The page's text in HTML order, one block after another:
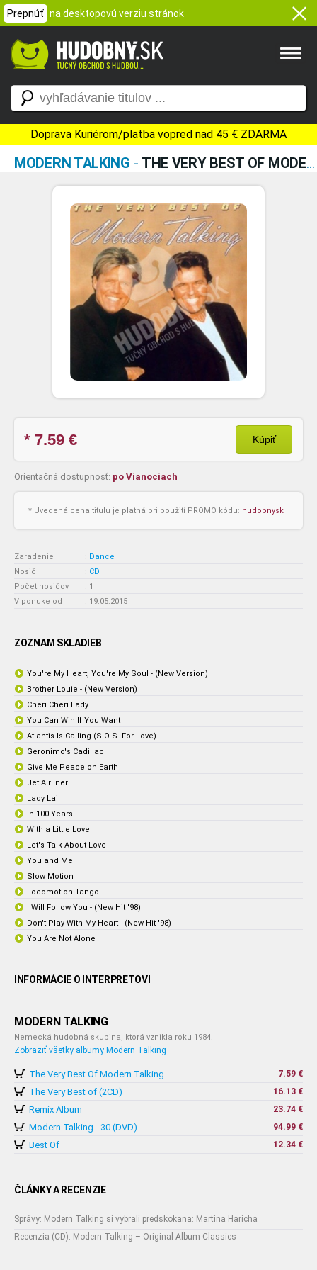
Prepnúť na desktopovú verziu stránok
Doprava Kuriérom/platba vopred nad 45 € ZDARMA
MODERN TALKING - THE VERY BEST OF MODERN TALKING
* 7.59 € Kúpiť
Orientačná dostupnosť: po Vianociach
* Uvedená cena titulu je platná pri použití PROMO kódu: hudobnysk
Zaradenie : Dance
Nosič
: CD
Počet nosičov
: 1
V ponuke od
: 19.05.2015
ZOZNAM SKLADIEB
You're My Heart, You're My Soul - (New Version)
Brother Louie - (New Version)
Cheri Cheri Lady
You Can Win If You Want
Atlantis Is Calling (S-O-S- For Love)
Geronimo's Cadillac
Give Me Peace on Earth
Jet Airliner
Lady Lai
In 100 Years
With a Little Love
Let's Talk About Love
You and Me
Slow Motion
Locomotion Tango
I Will Follow You - (New Hit '98)
Don't Play With My Heart - (New Hit '98)
You Are Not Alone
INFORMÁCIE O INTERPRETOVI
MODERN TALKING
Nemecká hudobná skupina, ktorá vznikla roku 1984.
Zobraziť všetky albumy Modern Talking
The Very Best Of Modern Talking 7.59 €
The Very Best of (2CD) 16.13 €
Remix Album 23.74 €
Modern Talking - 30 (DVD) 94.99 €
Best Of 12.34 €
ČLÁNKY A RECENZIE
Správy: Modern Talking si vybrali predskokana: Martina Haricha
Recenzia (CD): Modern Talking – Original Album Classics